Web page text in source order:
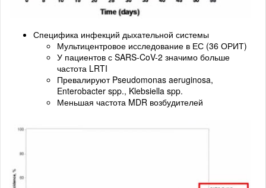
Специфика инфекций дыхательной системы
Мультицентровое исследование в ЕС (36 ОРИТ)
У пациентов с SARS-CoV-2 значимо больше
частота LRTI
Превалируют Pseudomonas aeruginosa,
Enterobacter spp., Klebsiella spp.
Меньшая частота MDR возбудителей